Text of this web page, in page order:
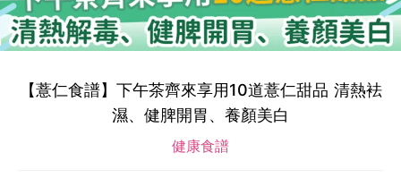
【薏仁食譜】下午茶齊來享用10道薏仁甜品 清熱袪
濕、健脾開胃、養顏美白
健康食譜